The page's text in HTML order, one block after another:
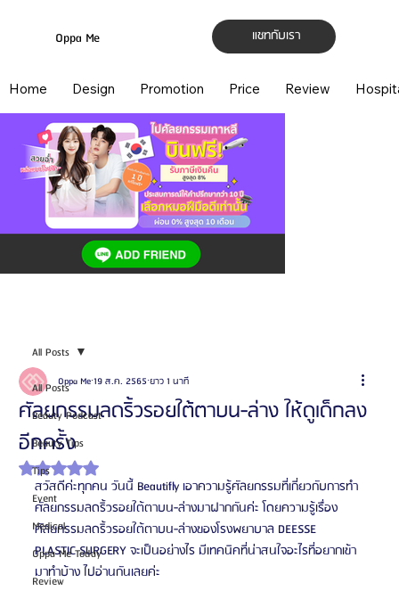
แชทกับเรา
Oppa Me
Home Design Promotion Price Review
All Posts
Beauty Podcast
Beauty Tips
Tips
Event
Medical
Oppa Me Today
Review
All Posts
ศัลยกรรมลดริ้วรอยใต้ตาบน-ล่าง ให้ดูเด็กลง
อีกครั้ง
Oppa Me19 ส.ค. 2565 ยาว 1 นาที
ได้รับ NaN เต็ม 5 ดาว
สวัสดีค่ะทุกคน วันนี้ Beautifly เอาความรู้ศัลยกรรมที่เกี่ยวกับการทำ
ศัลยกรรมลดริ้วรอยใต้ตาบน-ล่างมาฝากกันค่ะ โดยความรู้เรื่อง
ศัลยกรรมลดริ้วรอยใต้ตาบน-ล่างของโรงพยาบาล DEESSE
PLASTIC SURGERY จะเป็นอย่างไร มีเทคนิคที่น่าสนใจอะไรที่อยากเข้า
มาทำบ้าง ไปอ่านกันเลยค่ะ